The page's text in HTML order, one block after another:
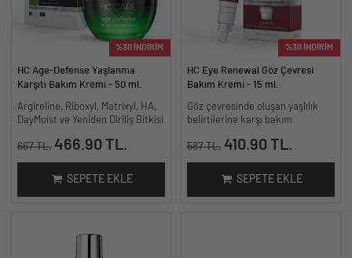
%30 İNDİRİM
HC Age-Defense Yaşlanma
Karşıtı Bakım Kremi - 50 ml.
Argireline, Riboxyl, Matrixyl, HA,
DayMoist ve Yeniden Diriliş Bitkisi
667 TL. 466.90 TL.
SEPETE EKLE
%30 İNDİRİM
HC Eye Renewal Göz Çevresi
Bakım Kremi - 15 ml.
Göz çevresinde oluşan yaşlılık
belirtilerine karşı bakım
587 TL. 410.90 TL.
SEPETE EKLE